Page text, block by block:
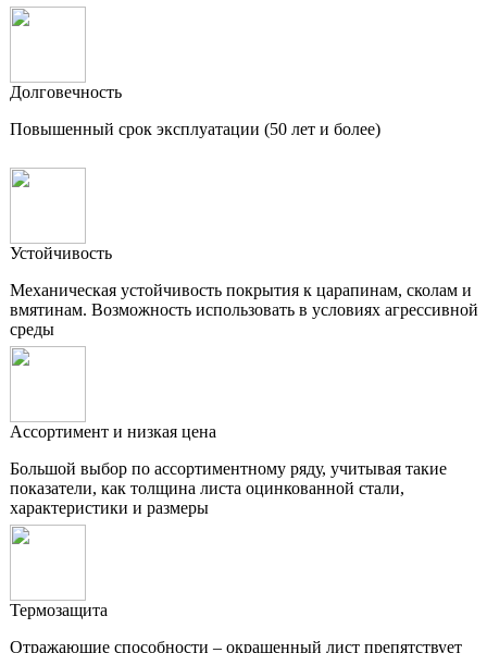
Долговечность
Повышенный срок эксплуатации (50 лет и более)
Устойчивость
Механическая устойчивость покрытия к царапинам, сколам и
вмятинам. Возможность использовать в условиях агрессивной
среды
Ассортимент и низкая цена
Большой выбор по ассортиментному ряду, учитывая такие
показатели, как толщина листа оцинкованной стали,
характеристики и размеры
Термозащита
Отражающие способности – окрашенный лист препятствует